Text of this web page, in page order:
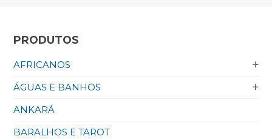
PRODUTOS
AFRICANOS
ÁGUAS E BANHOS
ANKARÁ
BARALHOS E TAROT